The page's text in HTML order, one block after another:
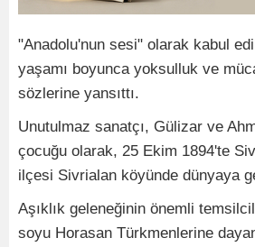
"Anadolu'nun sesi" olarak kabul
yaşamı boyunca yoksulluk ve
sözlerine yansıttı.
Unutulmaz sanatçı, Gülizar ve
çocuğu olarak, 25 Ekim 1894'te
ilçesi Sivrialan köyünde dünyaya
Aşıklık geleneğinin önemli
soyu Horasan Türkmenlerine